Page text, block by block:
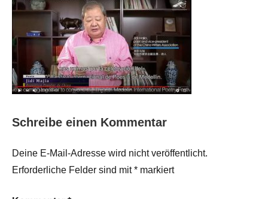
Schreibe einen Kommentar
Deine E-Mail-Adresse wird nicht veröffentlicht.
Erforderliche Felder sind mit* markiert